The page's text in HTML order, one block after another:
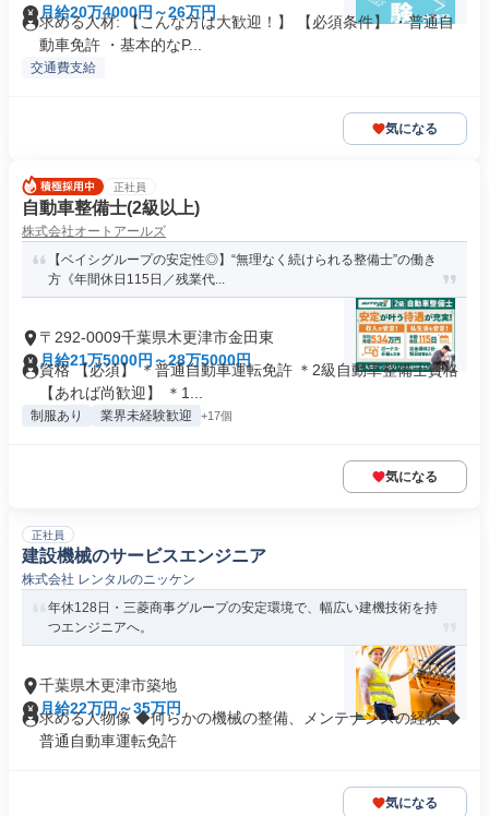
月給20万4000円～26万円
求める人材: 【こんな方は大歓迎！】 【必須条件】 ・普通自
動車免許 ・基本的なP...
交通費支給
気になる
正社員
自動車整備士(2級以上)
株式会社オートアールズ
【ベイシグループの安定性◎】“無理なく続けられる整備士”の働き
方《年間休日115日／残業代...
〒292-0009千葉県木更津市金田東
月給21万5000円～28万5000円
資格 【必須】 ＊普通自動車運転免許 ＊2級自動車整備士資格
【あれば尚歓迎】 ＊1...
制服あり 業界未経験歓迎 +17個
気になる
正社員
建設機械のサービスエンジニア
株式会社 レンタルのニッケン
年休128日・三菱商事グループの安定環境で、幅広い建機技術を持
つエンジニアへ。
千葉県木更津市築地
月給22万円～35万円
求める人物像 ◆何らかの機械の整備、メンテナンスの経験 ◆
普通自動車運転免許
気になる